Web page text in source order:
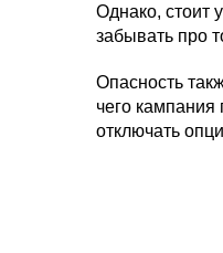
Однако, стоит
забывать про
Опасность
чего
отключать